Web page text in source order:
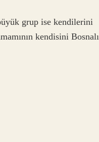
grup ise kendilerini
kendisini Bosnalı